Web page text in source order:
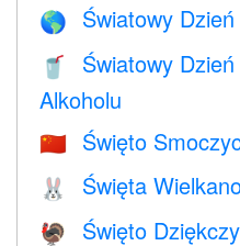
🌎 Światowy
🥤
Światowy
Alkoholu
🇨🇳 Święto
🐰 Święta
🦃 Święto